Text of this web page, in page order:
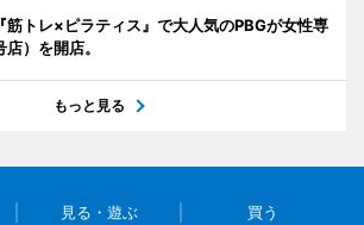
筋トレ×ピラティス』で大人気のPBGが女性専
）を開店。
もっと見る
見る・遊ぶ 買う